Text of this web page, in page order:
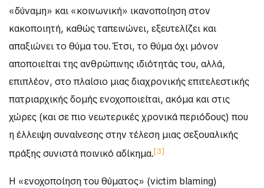
«δύναμη» και «κοινωνική» ικανοποίηση στον
κακοποιητή, καθώς ταπεινώνει, εξευτελίζει και
απαξιώνει το θύμα του. Έτσι, το θύμα όχι μόνον
αποποιείται της ανθρώπινης ιδιότητάς του, αλλά,
επιπλέον, στο πλαίσιο μιας διαχρονικής επιτελεστικής
πατριαρχικής δομής ενοχοποιείται, ακόμα και στις
χώρες (και σε πιο νεωτερικές χρονικά περιόδους) που
η έλλειψη συναίνεσης στην τέλεση μιας σεξουαλικής
πράξης συνιστά ποινικό αδίκημα.[3]
Η «ενοχοποίηση του θύματος» (victim blaming)